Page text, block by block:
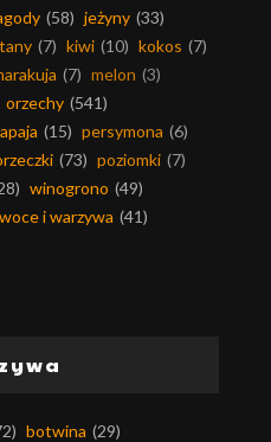
(58) jeżyny (33)
(7) kiwi (10) kokos (7)
(7) melon (3)
orzechy (541)
(15) persymona (6)
(73) poziomki (7)
winogrono (49)
i warzywa (41)
botwina (29)